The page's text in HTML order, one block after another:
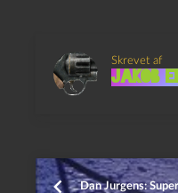
Skrevet af
Jakob
Dan Jurgens: